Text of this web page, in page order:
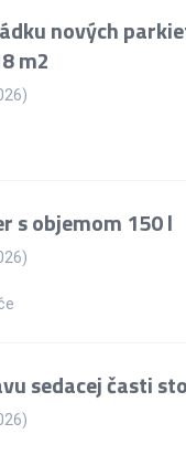
nových
m2
s objemom 150 l
sedacej časti